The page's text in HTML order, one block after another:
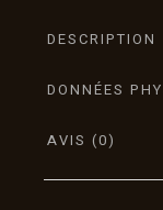
DESCRIPTION
DONNÉES
AVIS (0)